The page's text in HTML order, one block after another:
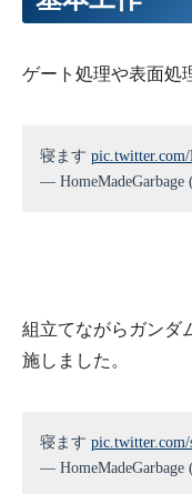
ゲート処理や表面処
寝ます
— HomeMadeGarbage
組立てながらガンダ
施しました。
寝ます
— HomeMadeGarbage